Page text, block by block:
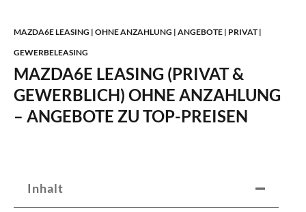
MAZDA6E LEASING | OHNE ANZAHLUNG | ANGEBOTE | PRIVAT |
GEWERBELEASING
MAZDA6E LEASING (PRIVAT &
GEWERBLICH) OHNE ANZAHLUNG
– ANGEBOTE ZU TOP-PREISEN
Inhalt